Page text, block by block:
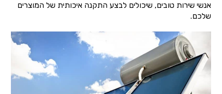
אנשי שירות טובים, שיכולים לבצע התקנה איכותית של המוצרים
שלכם.